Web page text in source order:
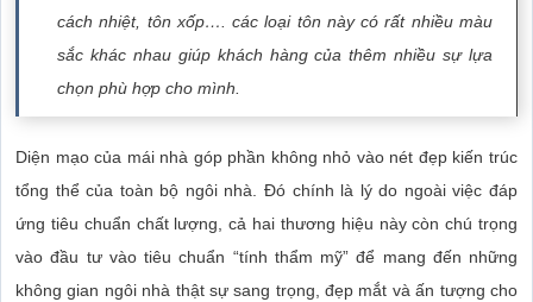
cách nhiệt, tôn xốp…. các loại tôn này có rất nhiều màu
sắc khác nhau giúp khách hàng của thêm nhiều sự lựa
chọn phù hợp cho mình.
Diện mạo của mái nhà góp phần không nhỏ vào nét đẹp kiến trúc
tổng thể của toàn bộ ngôi nhà. Đó chính là lý do ngoài việc đáp
ứng tiêu chuẩn chất lượng, cả hai thương hiệu này còn chú trọng
vào đầu tư vào tiêu chuẩn “tính thẩm mỹ” để mang đến những
không gian ngôi nhà thật sự sang trọng, đẹp mắt và ấn tượng cho